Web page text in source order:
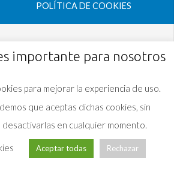
POLÍTICA DE COOKIES
importante para nosotros
para mejorar la experiencia de uso.
que aceptas dichas cookies, sin
desactivarlas en cualquier momento.
Aceptar todas Rechazar